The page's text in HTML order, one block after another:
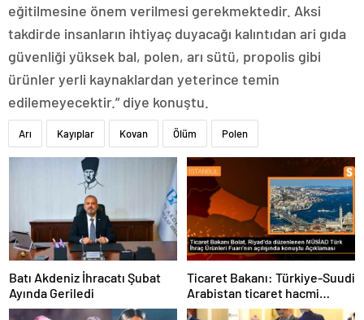
eğitilmesine önem verilmesi gerekmektedir. Aksi
takdirde insanların ihtiyaç duyacağı kalıntıdan ari gıda
güvenliği yüksek bal, polen, arı sütü, propolis gibi
ürünler yerli kaynaklardan yeterince temin
edilemeyecektir.” diye konuştu.
Arı Kayıplar Kovan Ölüm Polen
Batı Akdeniz İhracatı Şubat
Ayında Geriledi
Ticaret Bakanı: Türkiye-Suudi
Arabistan ticaret hacmi
artacak